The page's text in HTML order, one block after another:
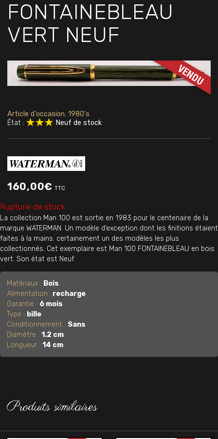
FONTAINEBLEAU
VERT NEUF
Article d'occasion. 1980's
État :
Neuf de stock
160,00€ TTC
Rupture de stock
La collection Man 100 est sortie en 1983 pour le centenaire de la
marque WATERMAN. Un modèle d’exception dont les finitions étaient
faites à la mains. certainement un des modèles les plus
collectionnés. Cet exemplaire est Man 100 FONTAINEBLEAU en bois
vert. Son état est Neuf.
Matériaux : Bois
Alimentation : recharge
Garantie : 6 mois
Type : bille
Conditionnement : Sans
Diamètre :1.2 cm
Longueur :14 cm
Produits similaires